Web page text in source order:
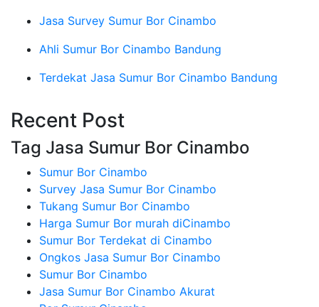
Jasa Survey Sumur Bor Cinambo
Ahli Sumur Bor Cinambo Bandung
Terdekat Jasa Sumur Bor Cinambo Bandung
Recent Post
Tag Jasa Sumur Bor Cinambo
Sumur Bor Cinambo
Survey Jasa Sumur Bor Cinambo
Tukang Sumur Bor Cinambo
Harga Sumur Bor murah diCinambo
Sumur Bor Terdekat di Cinambo
Ongkos Jasa Sumur Bor Cinambo
Sumur Bor Cinambo
Jasa Sumur Bor Cinambo Akurat